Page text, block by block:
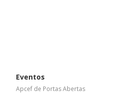
Eventos
Apcef de Portas Abertas